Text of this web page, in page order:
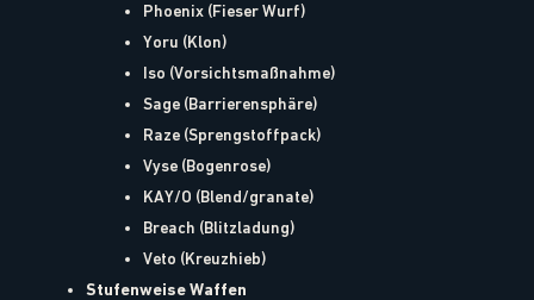
Phoenix (Fieser Wurf)
Yoru (Klon)
Iso (Vorsichtsmaßnahme)
Sage (Barrierensphäre)
Raze (Sprengstoffpack)
Vyse (Bogenrose)
KAY/O (Blend/granate)
Breach (Blitzladung)
Veto (Kreuzhieb)
Stufenweise Waffen